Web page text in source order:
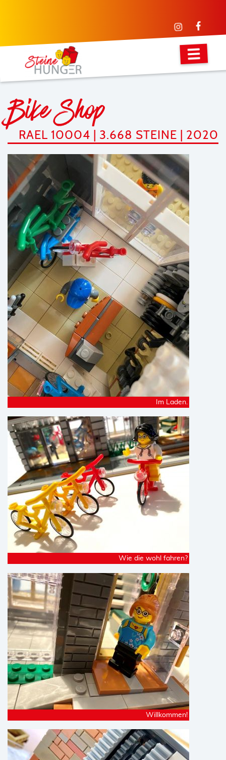
Bike Shop
RAEL 10004 | 3.668 STEINE | 2020
Im Laden.
Wie die wohl fahren?
Willkommen!